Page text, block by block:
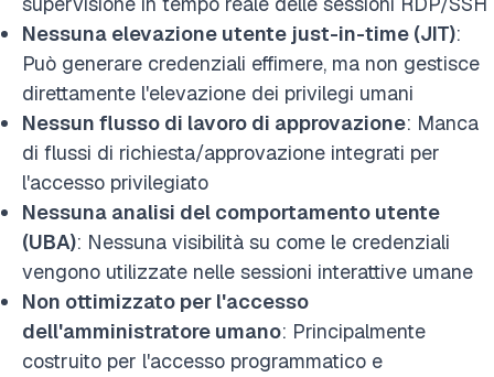
Nessuna elevazione utente just-in-time (JIT):
Può generare credenziali effimere, ma non gestisce
direttamente l'elevazione dei privilegi umani
Nessun flusso di lavoro di approvazione: Manca
di flussi di richiesta/approvazione integrati per
l'accesso privilegiato
Nessuna analisi del comportamento utente
(UBA): Nessuna visibilità su come le credenziali
vengono utilizzate nelle sessioni interattive umane
Non ottimizzato per l'accesso
dell'amministratore umano: Principalmente
costruito per l'accesso programmatico e